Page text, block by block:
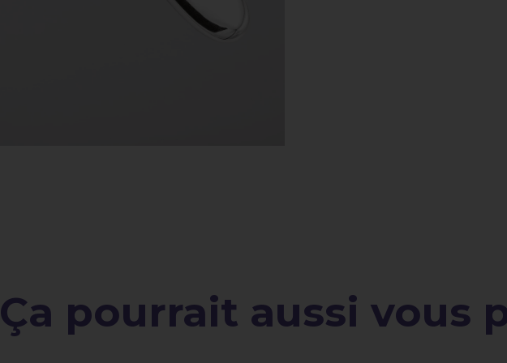
Ça pourrait aussi vous